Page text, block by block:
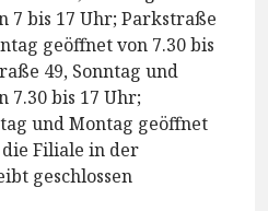
7 bis 17 Uhr; Parkstraße
geöffnet von 7.30 bis
49, Sonntag und
7.30 bis 17 Uhr;
und Montag geöffnet
die Filiale in der
geschlossen